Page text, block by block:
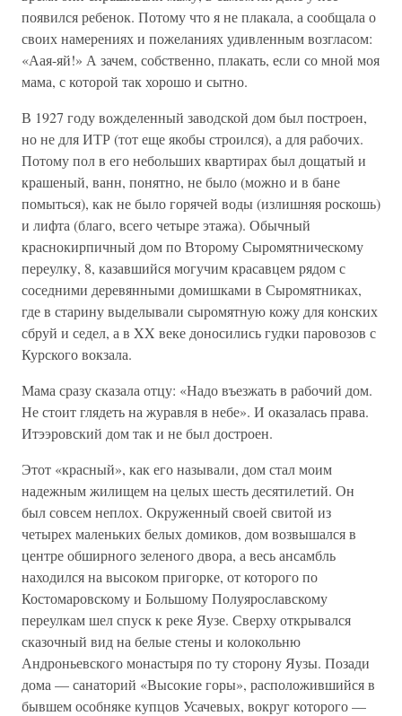
появился ребенок. Потому что я не плакала, а сообщала о
своих намерениях и пожеланиях удивленным возгласом:
«Аая-яй!» А зачем, собственно, плакать, если со мной моя
мама, с которой так хорошо и сытно.
В 1927 году вожделенный заводской дом был построен,
но не для ИТР (тот еще якобы строился), а для рабочих.
Потому пол в его небольших квартирах был дощатый и
крашеный, ванн, понятно, не было (можно и в бане
помыться), как не было горячей воды (излишняя роскошь)
и лифта (благо, всего четыре этажа). Обычный
краснокирпичный дом по Второму Сыромятническому
переулку, 8, казавшийся могучим красавцем рядом с
соседними деревянными домишками в Сыромятниках,
где в старину выделывали сыромятную кожу для конских
сбруй и седел, а в XX веке доносились гудки паровозов с
Курского вокзала.
Мама сразу сказала отцу: «Надо въезжать в рабочий дом.
Не стоит глядеть на журавля в небе». И оказалась права.
Итээровский дом так и не был достроен.
Этот «красный», как его называли, дом стал моим
надежным жилищем на целых шесть десятилетий. Он
был совсем неплох. Окруженный своей свитой из
четырех маленьких белых домиков, дом возвышался в
центре обширного зеленого двора, а весь ансамбль
находился на высоком пригорке, от которого по
Костомаровскому и Большому Полуярославскому
переулкам шел спуск к реке Яузе. Сверху открывался
сказочный вид на белые стены и колокольню
Андроньевского монастыря по ту сторону Яузы. Позади
дома — санаторий «Высокие горы», расположившийся в
бывшем особняке купцов Усачевых, вокруг которого —